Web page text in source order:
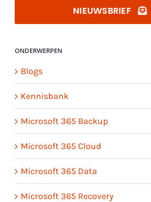
NIEUWSBRIEF
ONDERWERPEN
Blogs
Kennisbank
Microsoft 365 Backup
Microsoft 365 Cloud
Microsoft 365 Data
Microsoft 365 Recovery